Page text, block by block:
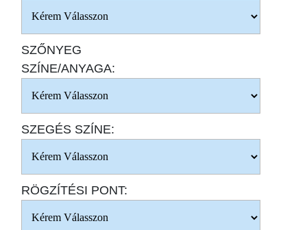
SZŐNYEG
SZÍNE/ANYAGA:
SZEGÉS SZÍNE:
RÖGZÍTÉSI PONT: